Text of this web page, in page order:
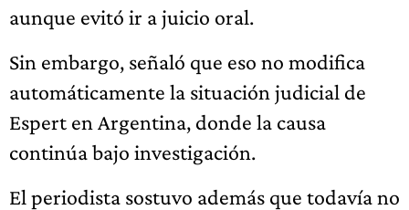
aunque evitó ir a juicio oral.
Sin embargo, señaló que eso no modifica
automáticamente la situación judicial de
Espert en Argentina, donde la causa
continúa bajo investigación.
El periodista sostuvo además que todavía no